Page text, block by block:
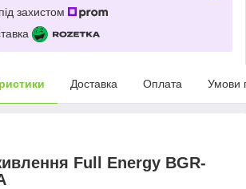
захистом
Доставка Оплата Умови
Full Energy BGR-